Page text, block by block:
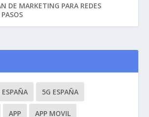
DE MARKETING PARA REDES
5G ESPAÑA
APP APP MOVIL